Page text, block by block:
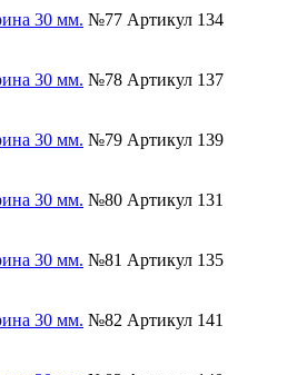
№77 Артикул 134
№78 Артикул 137
№79 Артикул 139
№80 Артикул 131
№81 Артикул 135
№82 Артикул 141